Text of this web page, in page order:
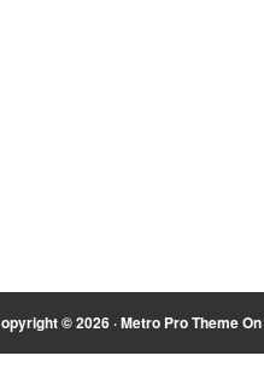
© 2026 ·Metro Pro ThemeOn